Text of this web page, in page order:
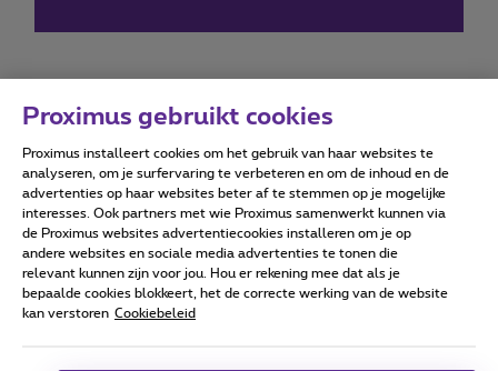
Forumvoorwaarden Accessibility statement
Alle rechten voorbehouden. © Proximus
Algemene voorwaarden, consumenteninfo
Proximus gebruikt cookies
Proximus installeert cookies om het gebruik van haar websites te
analyseren, om je surfervaring te verbeteren en om de inhoud en de
advertenties op haar websites beter af te stemmen op je mogelijke
interesses. Ook partners met wie Proximus samenwerkt kunnen via
de Proximus websites advertentiecookies installeren om je op
andere websites en sociale media advertenties te tonen die
relevant kunnen zijn voor jou. Hou er rekening mee dat als je
bepaalde cookies blokkeert, het de correcte werking van de website
kan verstoren Cookiebeleid